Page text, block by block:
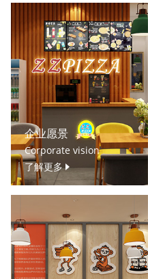
企业愿景
Corporate vision
了解更多